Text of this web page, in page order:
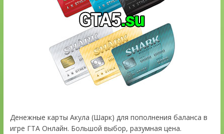
Денежные карты Акула (Шарк) для пополнения баланса в
игре ГТА Онлайн. Большой выбор, разумная цена.